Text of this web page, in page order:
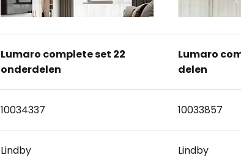
Lumaro complete set 22
onderdelen
Lumaro
delen
10034337 10033857
Lindby Lindby